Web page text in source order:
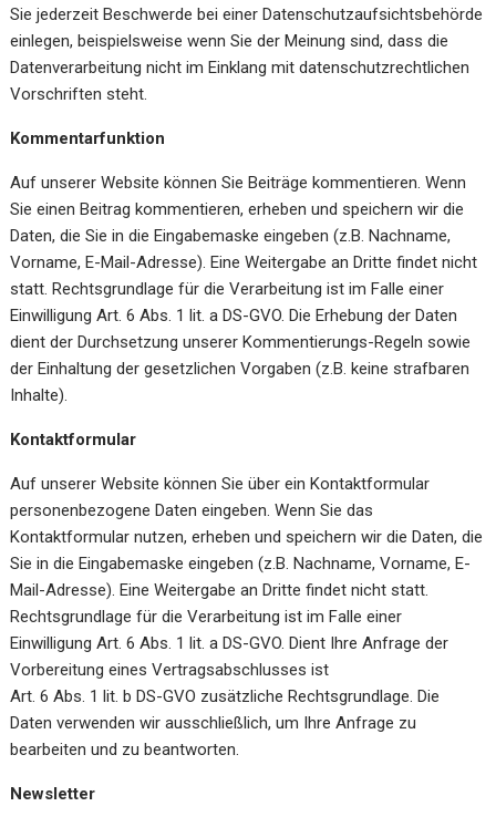
Sie jederzeit Beschwerde bei einer Datenschutzaufsichtsbehörde
einlegen, beispielsweise wenn Sie der Meinung sind, dass die
Datenverarbeitung nicht im Einklang mit datenschutzrechtlichen
Vorschriften steht.
Kommentarfunktion
Auf unserer Website können Sie Beiträge kommentieren. Wenn
Sie einen Beitrag kommentieren, erheben und speichern wir die
Daten, die Sie in die Eingabemaske eingeben (z.B. Nachname,
Vorname, E-Mail-Adresse). Eine Weitergabe an Dritte findet nicht
statt. Rechtsgrundlage für die Verarbeitung ist im Falle einer
Einwilligung Art. 6 Abs. 1 lit. a DS-GVO. Die Erhebung der Daten
dient der Durchsetzung unserer Kommentierungs-Regeln sowie
der Einhaltung der gesetzlichen Vorgaben (z.B. keine strafbaren
Inhalte).
Kontaktformular
Auf unserer Website können Sie über ein Kontaktformular
personenbezogene Daten eingeben. Wenn Sie das
Kontaktformular nutzen, erheben und speichern wir die Daten, die
Sie in die Eingabemaske eingeben (z.B. Nachname, Vorname, E-
Mail-Adresse). Eine Weitergabe an Dritte findet nicht statt.
Rechtsgrundlage für die Verarbeitung ist im Falle einer
Einwilligung Art. 6 Abs. 1 lit. a DS-GVO. Dient Ihre Anfrage der
Vorbereitung eines Vertragsabschlusses ist
Art. 6 Abs. 1 lit. b DS-GVO zusätzliche Rechtsgrundlage. Die
Daten verwenden wir ausschließlich, um Ihre Anfrage zu
bearbeiten und zu beantworten.
Newsletter